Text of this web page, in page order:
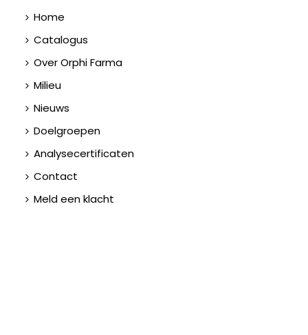
Home
Catalogus
Over Orphi Farma
Milieu
Nieuws
Doelgroepen
Analysecertificaten
Contact
Meld een klacht